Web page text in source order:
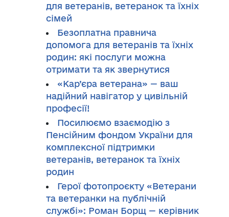
для ветеранів, ветеранок та їхніх
сімей
Безоплатна правнича
допомога для ветеранів та їхніх
родин: які послуги можна
отримати та як звернутися
«Кар’єра ветерана» — ваш
надійний навігатор у цивільній
професії!
Посилюємо взаємодію з
Пенсійним фондом України для
комплексної підтримки
ветеранів, ветеранок та їхніх
родин
Герої фотопроєкту «Ветерани
та ветеранки на публічній
службі»: Роман Борщ — керівник